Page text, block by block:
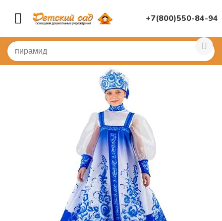
+7(800)550-84-94
Главная / КОСТЮМЫ